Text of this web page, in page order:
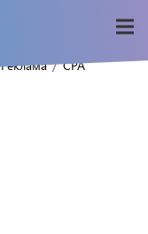
Реклама / CPA